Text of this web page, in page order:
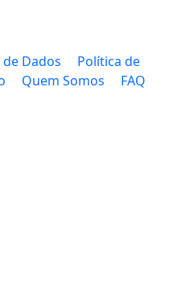
Dados
Política de
Quem Somos FAQ